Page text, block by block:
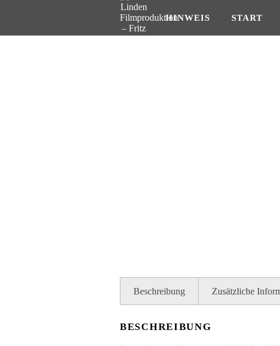
HINWEIS START
Beschreibung Zusätzliche
BESCHREIBUNG